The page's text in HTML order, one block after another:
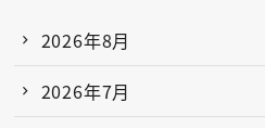
2026年8月
2026年7月